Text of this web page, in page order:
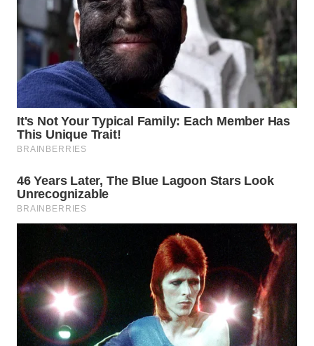
WN
MADURA
WN
SURABAYA
WN
NATUNA
WN
BINTAN
WN
WN
LIKUPANG
WN